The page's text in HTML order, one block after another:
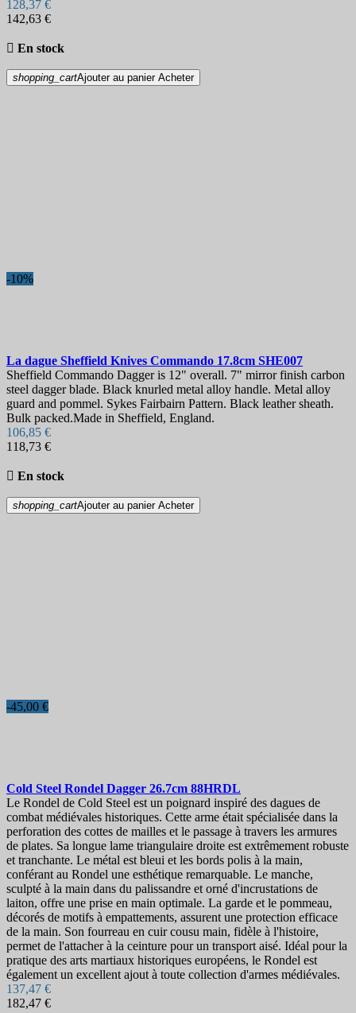
128,37 €
142,63 €
 En stock
shopping_cartAjouter au panier Acheter
-10%
La dague Sheffield Knives Commando 17.8cm SHE007
Sheffield Commando Dagger is 12" overall. 7" mirror finish carbon
steel dagger blade. Black knurled metal alloy handle. Metal alloy
guard and pommel. Sykes Fairbairn Pattern. Black leather sheath.
Bulk packed.Made in Sheffield, England.
106,85 €
118,73 €
 En stock
shopping_cartAjouter au panier Acheter
-45,00 €
Cold Steel Rondel Dagger 26.7cm 88HRDL
Le Rondel de Cold Steel est un poignard inspiré des dagues de
combat médiévales historiques. Cette arme était spécialisée dans la
perforation des cottes de mailles et le passage à travers les armures
de plates. Sa longue lame triangulaire droite est extrêmement robuste
et tranchante. Le métal est bleui et les bords polis à la main,
conférant au Rondel une esthétique remarquable. Le manche,
sculpté à la main dans du palissandre et orné d'incrustations de
laiton, offre une prise en main optimale. La garde et le pommeau,
décorés de motifs à empattements, assurent une protection efficace
de la main. Son fourreau en cuir cousu main, fidèle à l'histoire,
permet de l'attacher à la ceinture pour un transport aisé. Idéal pour la
pratique des arts martiaux historiques européens, le Rondel est
également un excellent ajout à toute collection d'armes médiévales.
137,47 €
182,47 €